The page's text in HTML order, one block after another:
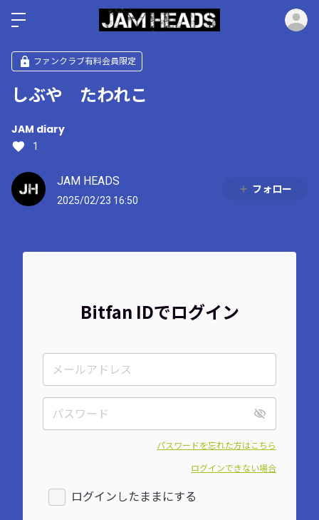
ファンクラブ有料会員限定
しぶや たわれこ
JAM diary
1
JAM HEADS
2025/02/23 16:50
フォロー
Bitfan IDでログイン
パスワードを忘れた方はこちら
ログインできない場合
ログインしたままにする